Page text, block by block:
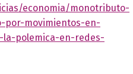
economia/monotributo-
por-movimientos-en-
polemica-en-redes-